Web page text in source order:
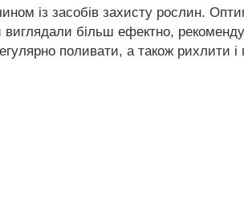
із засобів захисту рослин.
більш ефектно,
поливати, а також рихлити і